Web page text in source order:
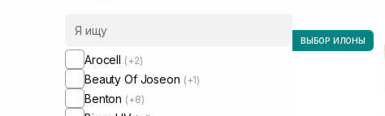
Arocell (+2)
Beauty Of Joseon (+1)
Benton (+8)
ВЫБОР ИЛОНЫ